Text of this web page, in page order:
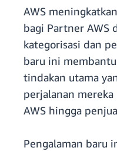
AWS
bagi Partner AWS
kategorisasi dan
baru ini
tindakan utama
perjalanan
AWS hingga
Pengalaman baru